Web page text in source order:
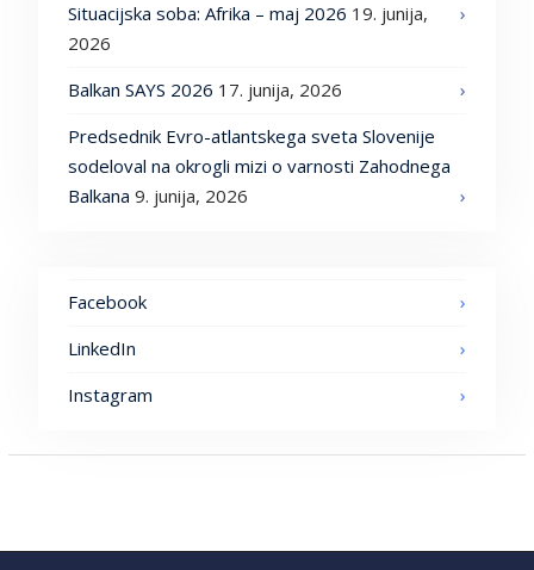
Situacijska soba: Afrika – maj 2026 19. junija,
2026
Balkan SAYS 2026 17. junija, 2026
Predsednik Evro-atlantskega sveta Slovenije
sodeloval na okrogli mizi o varnosti Zahodnega
Balkana 9. junija, 2026
Facebook
LinkedIn
Instagram